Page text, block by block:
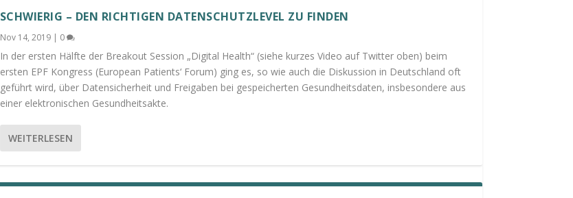
SCHWIERIG – DEN RICHTIGEN DATENSCHUTZLEVEL ZU FINDEN
Nov 14, 2019| 0
In der ersten Hälfte der Breakout Session „Digital Health“ (siehe kurzes Video auf Twitter oben) beim
ersten EPF Kongress (European Patients‘ Forum) ging es, so wie auch die Diskussion in Deutschland oft
geführt wird, über Datensicherheit und Freigaben bei gespeicherten Gesundheitsdaten, insbesondere aus
einer elektronischen Gesundheitsakte.
WEITERLESEN